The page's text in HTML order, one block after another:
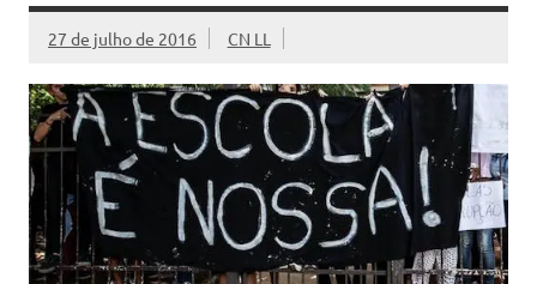
27 de julho de 2016 CN LL